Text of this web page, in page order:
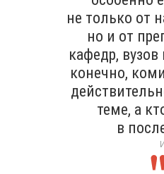
не только от
но и от
кафедр,
конечно,
теме, а
в